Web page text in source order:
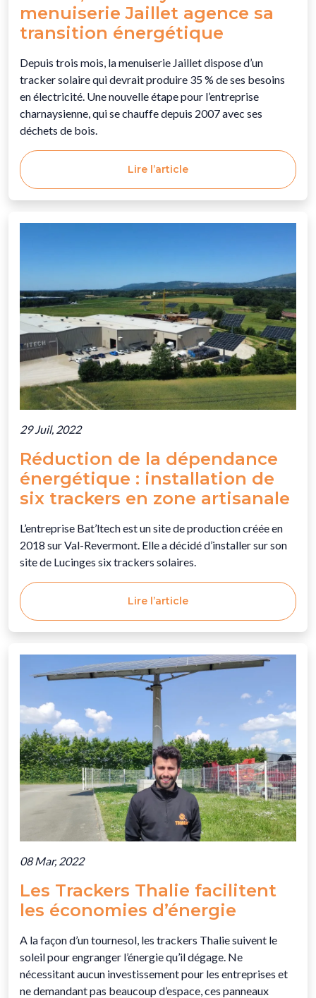
menuiserie Jaillet agence sa
transition énergétique
Depuis trois mois, la menuiserie Jaillet dispose d’un
tracker solaire qui devrait produire 35 % de ses besoins
en électricité. Une nouvelle étape pour l’entreprise
charnaysienne, qui se chauffe depuis 2007 avec ses
déchets de bois.
Lire l’article
29 Juil, 2022
Réduction de la dépendance
énergétique : installation de
six trackers en zone artisanale
L’entreprise Bat’ltech est un site de production créée en
2018 sur Val-Revermont. Elle a décidé d’installer sur son
site de Lucinges six trackers solaires.
Lire l’article
08 Mar, 2022
Les Trackers Thalie facilitent
les économies d’énergie
A la façon d’un tournesol, les trackers Thalie suivent le
soleil pour engranger l’énergie qu’il dégage. Ne
nécessitant aucun investissement pour les entreprises et
ne demandant pas beaucoup d’espace, ces panneaux